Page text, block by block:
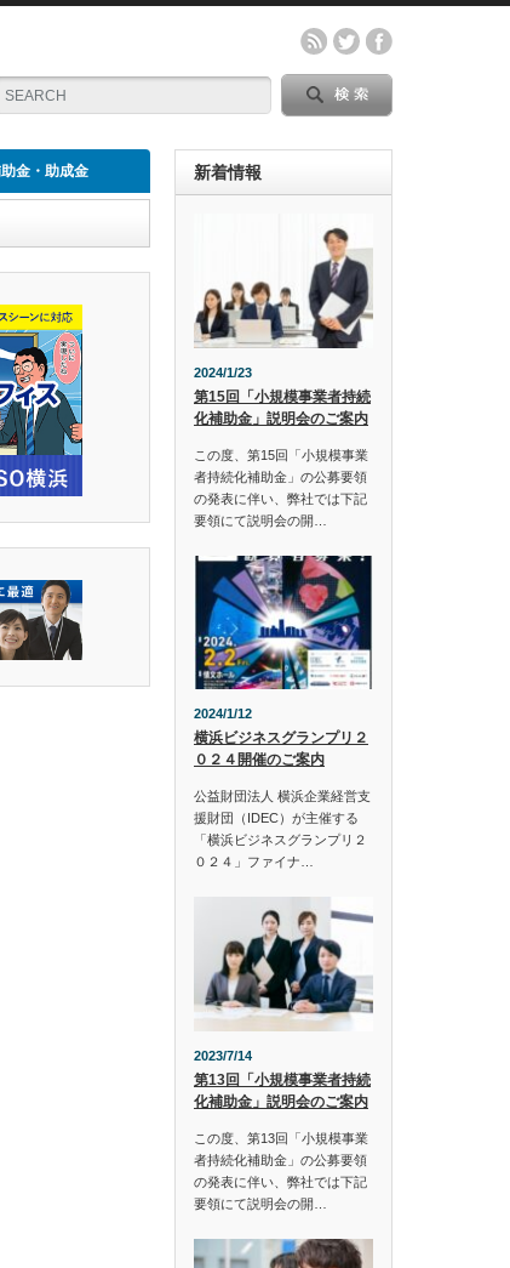
金・助成金 新着情報
2024/1/23
第15回「小規模事業者持続
化補助金」説明会のご案内
この度、第15回「小規模事業
者持続化補助金」の公募要領
の発表に伴い、弊社では下記
要領にて説明会の開…
2024/1/12
横浜ビジネスグランプリ２
０２４開催のご案内
公益財団法人 横浜企業経営支
援財団（IDEC）が主催する
「横浜ビジネスグランプリ２
０２４」ファイナ…
2023/7/14
第13回「小規模事業者持続
化補助金」説明会のご案内
この度、第13回「小規模事業
者持続化補助金」の公募要領
の発表に伴い、弊社では下記
要領にて説明会の開…